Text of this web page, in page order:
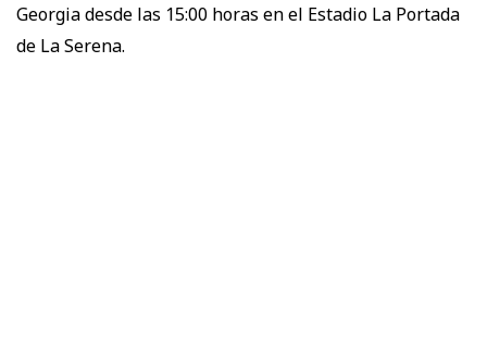
Georgia desde las 15:00 horas en el Estadio La Portada
de La Serena.